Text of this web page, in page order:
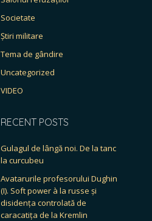
Societate
Știri militare
Tema de gândire
Uncategorized
VIDEO
RECENT POSTS
Gulagul de lângă noi. De la tanc
la curcubeu
Avatarurile profesorului Dughin
(I). Soft power à la russe și
disidența controlată de
caracatița de la Kremlin